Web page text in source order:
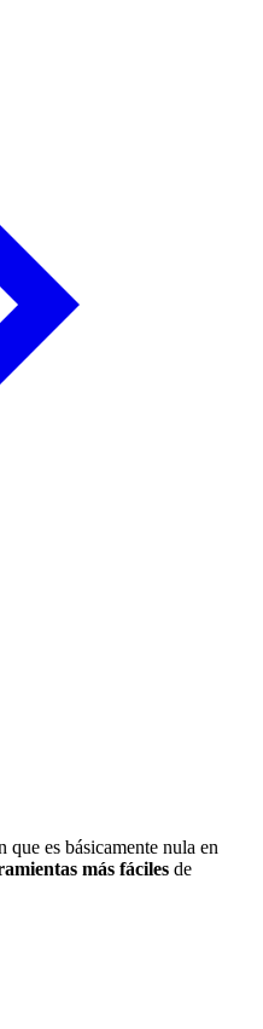
es básicamente nula en
más fáciles de